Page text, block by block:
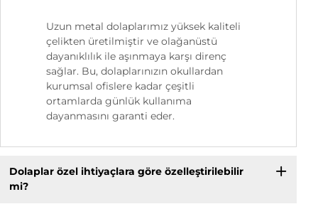
Uzun metal dolaplarımız yüksek kaliteli
çelikten üretilmiştir ve olağanüstü
dayanıklılık ile aşınmaya karşı direnç
sağlar. Bu, dolaplarınızın okullardan
kurumsal ofislere kadar çeşitli
ortamlarda günlük kullanıma
dayanmasını garanti eder.
Dolaplar özel ihtiyaçlara göre özelleştirilebilir
mi?